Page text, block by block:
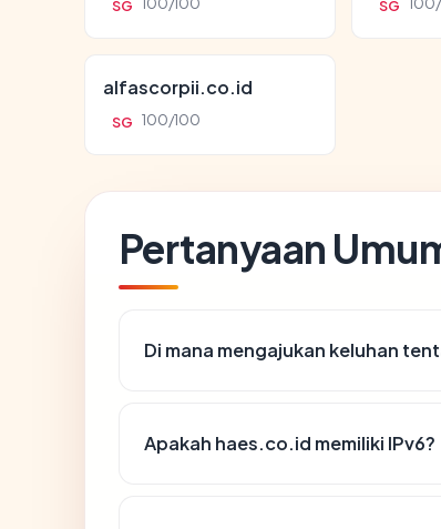
SG SG
alfascorpii.co.id
SG 100/100
Pertanyaan
Di mana mengajukan keluhan
Apakah haes.co.id memiliki IPv6?